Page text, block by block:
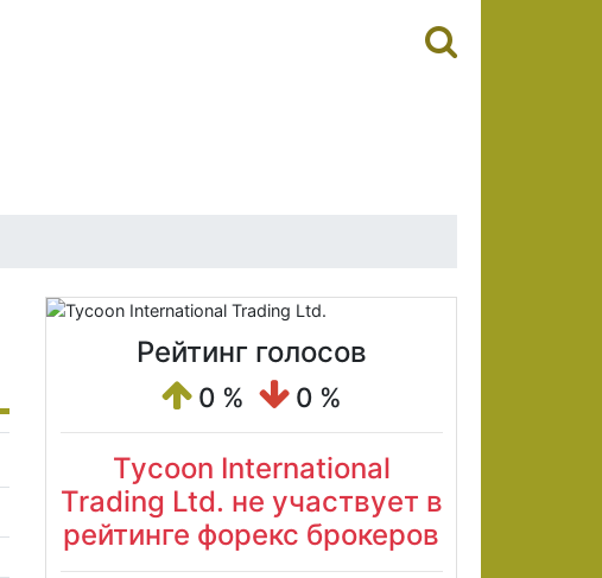
Рейтинг голосов
0 % 0 %
Tycoon International
Trading Ltd. не участвует в
рейтинге форекс брокеров